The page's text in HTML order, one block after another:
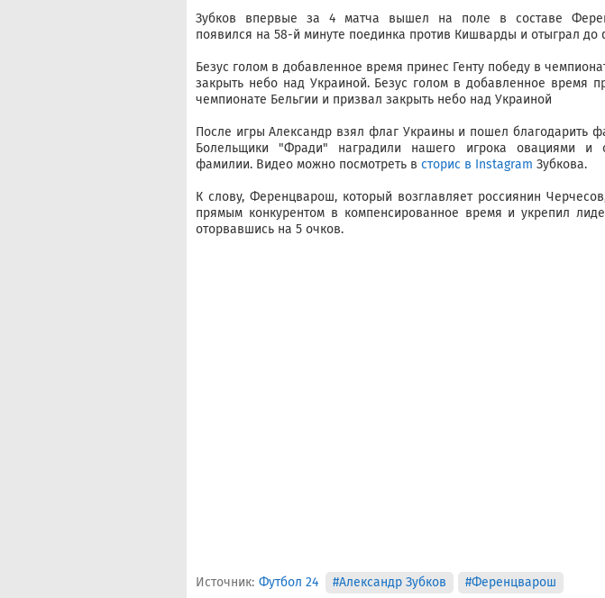
Зубков впервые за 4 матча вышел на поле в составе
появился на 58-й минуте поединка против Кишварды и отыграл до
Безус голом в добавленное время принес Генту победу в
закрыть небо над Украиной. Безус голом в добавленное время
чемпионате Бельгии и призвал закрыть небо над Украиной
После игры Александр взял флаг Украины и пошел благодарить
Болельщики "Фради" наградили нашего игрока овациями и
фамилии. Видео можно посмотреть в сторис в Instagram Зубкова.
К слову, Ференцварош, который возглавляет россиянин
прямым конкурентом в компенсированное время и укрепил
оторвавшись на 5 очков.
Источник: Футбол 24 #Александр Зубков #Ференцварош